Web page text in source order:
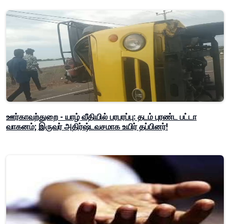
ஊர்காவற்துறை - யாழ் வீதியில் பரபரப்பு: தடம் புரண்ட பட்டா
வாகனம்; இருவர் அதிர்ஷ்டவசமாக உயிர் தப்பினர்!